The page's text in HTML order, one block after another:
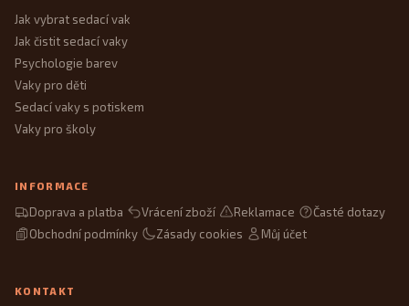
Jak vybrat sedací vak
Jak čistit sedací vaky
Psychologie barev
Vaky pro děti
Sedací vaky s potiskem
Vaky pro školy
INFORMACE
Doprava a platba Vrácení zboží Reklamace
Časté dotazy
Obchodní podmínky
Zásady cookies Můj účet
KONTAKT